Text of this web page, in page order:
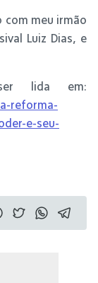
com meu irmão
Luiz Dias, e
lida em:
reforma-
e-seu-